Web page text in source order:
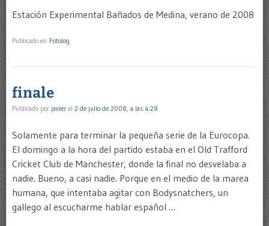
Estación Experimental Bañados de Medina, verano de 2008
Publicado en Fotolog
finale
Publicado por javier el 2 de julio de 2008, a las 4:28
Solamente para terminar la pequeña serie de la Eurocopa.
El domingo a la hora del partido estaba en el Old Trafford
Cricket Club de Manchester, donde la final no desvelaba a
nadie. Bueno, a casi nadie. Porque en el medio de la marea
humana, que intentaba agitar con Bodysnatchers, un
gallego al escucharme hablar español …